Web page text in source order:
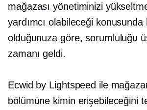
mağazası yönetiminizi
yardımcı olabileceği konusunda
olduğunuza göre, sorumluluğu
zamanı geldi.
Ecwid by Lightspeed ile
bölümüne kimin erişebileceğini